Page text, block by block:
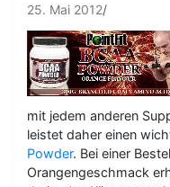
25. Mai 2012
mit jedem anderen
leistet daher einen
Powder. Bei einer
Orangengeschmack